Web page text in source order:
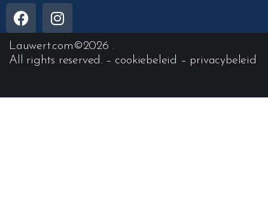
Lauwert.com ©2026 .
All rights reserved. – cookiebeleid – privacybeleid